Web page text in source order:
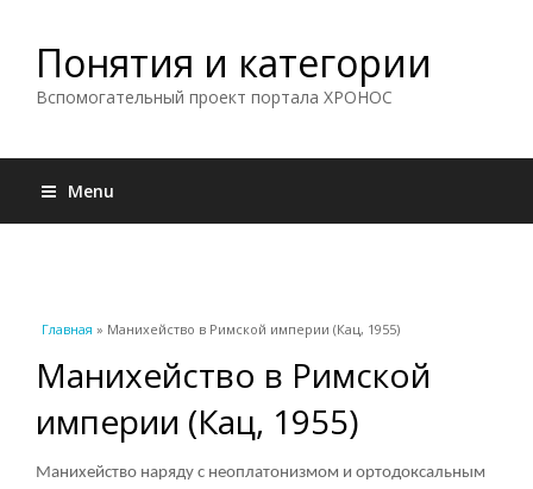
Понятия и категории
Вспомогательный проект портала ХРОНОС
Menu
Вы здесь
Главная » Манихейство в Римской империи (Кац, 1955)
Манихейство в Римской
империи (Кац, 1955)
Манихейство наряду с неоплатонизмом и ортодоксальным